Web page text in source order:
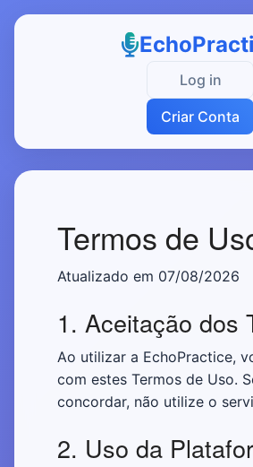
Log in
Criar Conta
Termos de
Atualizado em 07/08/2026
1. Aceitação dos
Ao utilizar a EchoPractice,
com estes Termos de Uso.
concordar, não utilize o
2. Uso da